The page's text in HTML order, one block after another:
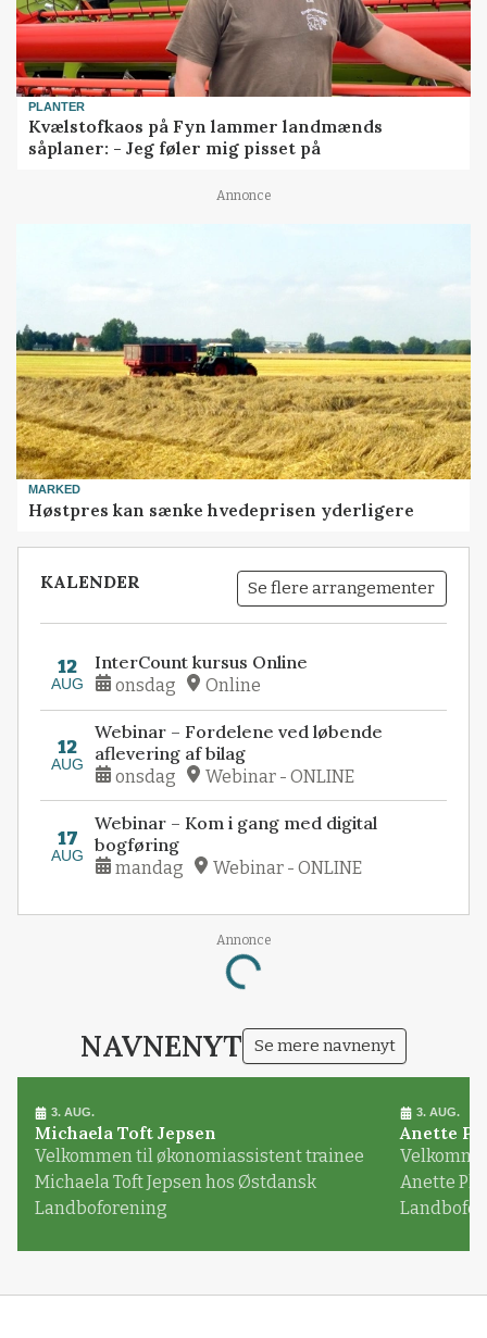
PLANTER
Kvælstofkaos på Fyn lammer landmænds
såplaner: - Jeg føler mig pisset på
Annonce
MARKED
Høstpres kan sænke hvedeprisen yderligere
KALENDER Se flere arrangementer
12
AUG
InterCount kursus Online
onsdag Online
12
AUG
Webinar – Fordelene ved løbende
aflevering af bilag
onsdag Webinar - ONLINE
17
AUG
Webinar – Kom i gang med digital
bogføring
mandag Webinar - ONLINE
Annonce
Loading...
NAVNENYT Se mere navnenyt
3. AUG.
Michaela Toft Jepsen
Velkommen til økonomiassistent trainee
Michaela Toft Jepsen hos Østdansk
Landboforening
3. AUG.
Anette
Anette